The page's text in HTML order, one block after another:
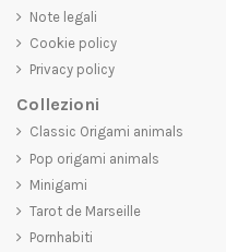
Note legali
Cookie policy
Privacy policy
Collezioni
Classic Origami animals
Pop origami animals
Minigami
Tarot de Marseille
Pornhabiti